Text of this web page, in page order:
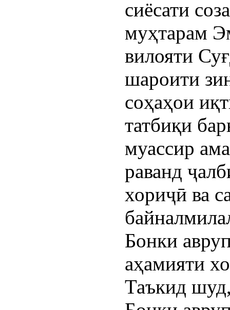
сиёсати
муҳтарам
вилояти
шароити
соҳаҳои
татбиқи
муассир
раванд
хориҷӣ ва
Бонки
аҳамияти
Таъкид